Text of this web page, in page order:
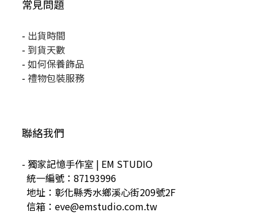
常見問題
- 出貨時間
- 到貨天數
- 如何保養飾品
- 禮物包裝服務
聯絡我們
- 獨家記憶手作室 | EM STUDIO
統一編號：87193996
地址：彰化縣秀水鄉溪心街209號2F
信箱：eve@emstudio.com.tw